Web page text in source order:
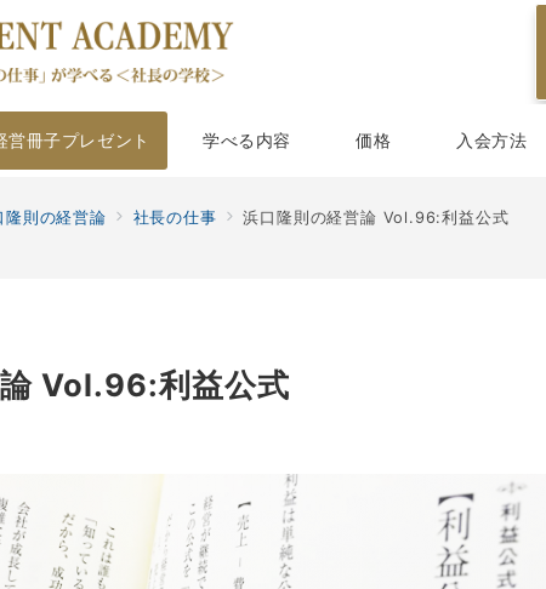
冊子プレゼント 学べる内容 価格 入会方法
隆則の経営論 社長の仕事 浜口隆則の経営論 Vol.96:利益公式
Vol.96:利益公式